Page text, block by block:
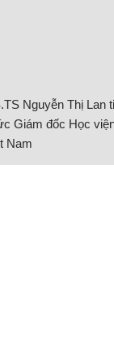
Nguyễn Thị Lan
Giám đốc Học
Nam